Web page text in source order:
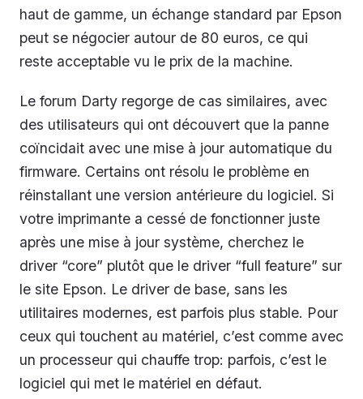
haut de gamme, un échange standard par Epson
peut se négocier autour de 80 euros, ce qui
reste acceptable vu le prix de la machine.
Le forum Darty regorge de cas similaires, avec
des utilisateurs qui ont découvert que la panne
coïncidait avec une mise à jour automatique du
firmware. Certains ont résolu le problème en
réinstallant une version antérieure du logiciel. Si
votre imprimante a cessé de fonctionner juste
après une mise à jour système, cherchez le
driver “core” plutôt que le driver “full feature” sur
le site Epson. Le driver de base, sans les
utilitaires modernes, est parfois plus stable. Pour
ceux qui touchent au matériel, c’est comme avec
un processeur qui chauffe trop: parfois, c’est le
logiciel qui met le matériel en défaut.